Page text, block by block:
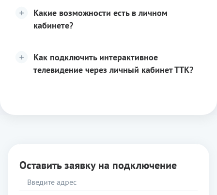
Какие возможности есть в личном
кабинете?
Как подключить интерактивное
телевидение через личный кабинет ТТК?
Оставить заявку на подключение